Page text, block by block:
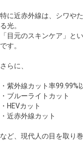
特に近赤外線は、シワや
る光。
「目元のスキンケア」と
です。
さらに、
・紫外線カット率99.99%
・ブルーライトカット
・HEVカット
・近赤外線カット
など、現代人の目を取り